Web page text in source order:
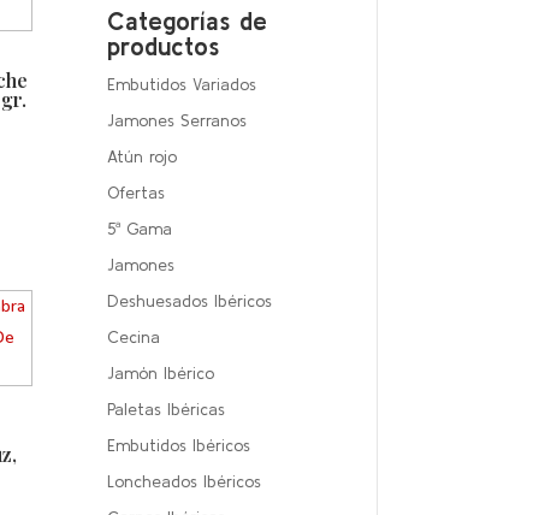
Categorías de
productos
Embutidos Variados
Jamones Serranos
Atún rojo
Ofertas
5ª Gama
Jamones
Deshuesados Ibéricos
Cecina
Jamón Ibérico
Paletas Ibéricas
Embutidos Ibéricos
Loncheados Ibéricos